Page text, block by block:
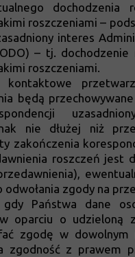
dochodzenia
roszczeniami –
interes
– tj. dochodzenie
roszczeniami.
kontaktowe
będą
nie dłużej niż
zakończenia
roszczeń jest
odwołania zgody na
Państwa dane
oparciu o udzieloną
zgodę w dowolnym
zgodność z prawem